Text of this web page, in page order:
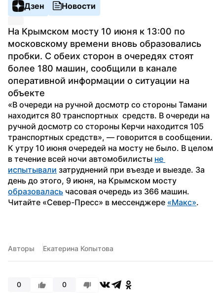
Дзен
Новости
На Крымском мосту 10 июня к 13:00 по
московскому времени вновь образовались
пробки. С обеих сторон в очередях стоят
более 180 машин, сообщили в канале
оперативной информации о ситуации на
объекте
«В очереди на ручной досмотр со стороны Тамани
находится 80 транспортных  средств. В очереди на
ручной досмотр со стороны Керчи находится 105
транспортных средств», — говорится в сообщении.
К утру 10 июня очередей на мосту не было. В целом
в течение всей ночи автомобилисты не
испытывали затруднений при въезде и выезде. За
образовалась часовая очередь из 366 машин.
Читайте «Север-Пресс» в мессенджере «Макс».
Авторы Екатерина Копытова
0 0